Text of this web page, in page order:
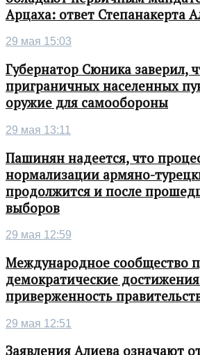
Арцаха: ответ Степанакерта
29 мая 15:03
Губернатор Сюника заверил,
приграничных населенных
оружие для самообороны
29 мая 13:11
Пашинян надеется, что
нормализации армяно-
продолжится и после
выборов
29 мая 12:59
Международное сообщество
демократические
приверженность
29 мая 12:51
Заявления Алиева означают